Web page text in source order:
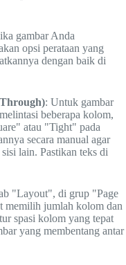
gambar Anda
opsi perataan yang
dengan baik di
: Untuk gambar
beberapa kolom,
atau "Tight" pada
secara manual agar
lain. Pastikan teks di
"Layout", di grup "Page
memilih jumlah kolom dan
spasi kolom yang tepat
yang membentang antar